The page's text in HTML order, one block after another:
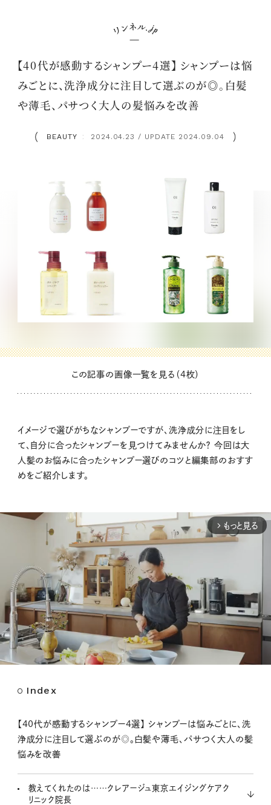
【40代が感動するシャンプー4選】 シャンプーは悩
みごとに、洗浄成分に注目して選ぶのが◎。白髪
や薄毛、パサつく大人の髪悩みを改善
BEAUTY ： 2024.04.23 / UPDATE 2024.09.04
この記事の画像一覧を見る（4枚）
イメージで選びがちなシャンプーですが、洗浄成分に注目をし
て、自分に合ったシャンプーを見つけてみませんか？ 今回は大
人髪のお悩みに合ったシャンプー選びのコツと編集部のおすす
めをご紹介します。
arrow_forward_ios もっと見る
t
Index
【40代が感動するシャンプー4選】 シャンプーは悩みごとに、洗
浄成分に注目して選ぶのが◎。白髪や薄毛、パサつく大人の髪
悩みを改善
教えてくれたのは……クレアージュ東京エイジングケアク
リニック院長